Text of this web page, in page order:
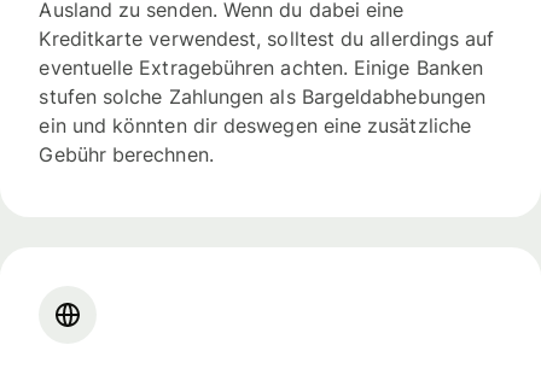
Ausland zu senden. Wenn du dabei eine
Kreditkarte verwendest, solltest du allerdings auf
eventuelle Extragebühren achten. Einige Banken
stufen solche Zahlungen als Bargeldabhebungen
ein und könnten dir deswegen eine zusätzliche
Gebühr berechnen.